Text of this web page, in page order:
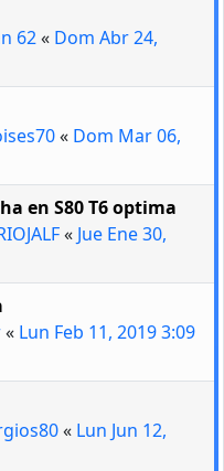
62« Dom Abr 24,
« Dom Mar 06,
en S80 T6 optima
« Jue Ene 30,
« Lun Feb 11, 2019 3:09
« Lun Jun 12,